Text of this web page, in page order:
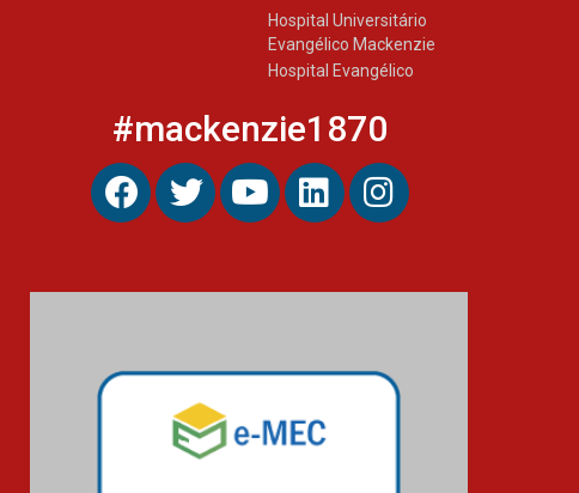
Hospital Universitário
Evangélico Mackenzie
Hospital Evangélico
#mackenzie1870